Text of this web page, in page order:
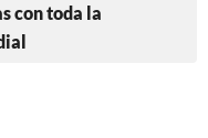
con toda la